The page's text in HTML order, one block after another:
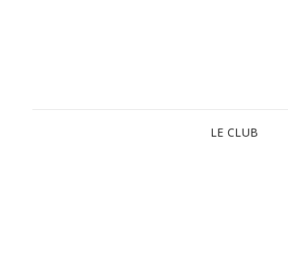
LE CLUB